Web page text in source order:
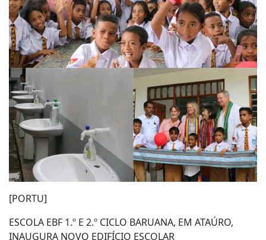
[PORTU]
ESCOLA EBF 1.º E 2.º CICLO BARUANA, EM ATAÚRO,
INAUGURA NOVO EDIFÍCIO ESCOLAR